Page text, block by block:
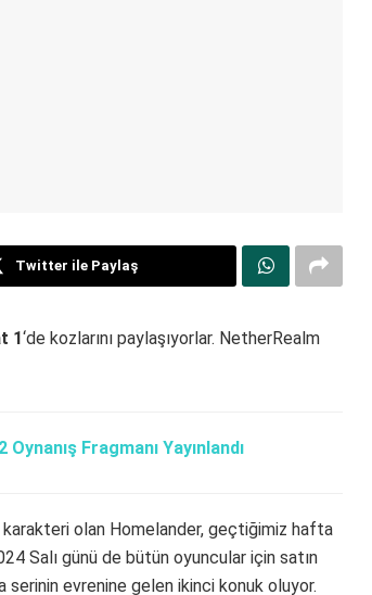
Twitter ile Paylaş
1‘de kozlarını paylaşıyorlar. NetherRealm
Fragmanı Yayınlandı
olan Homelander, geçtiğimiz hafta
Salı günü de bütün oyuncular için satın
serinin evrenine gelen ikinci konuk oluyor.